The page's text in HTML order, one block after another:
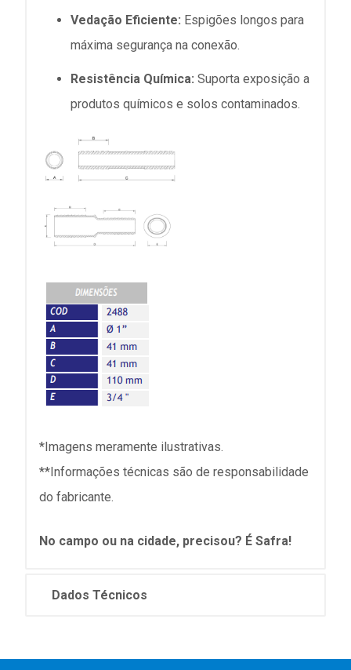
Vedação Eficiente: Espigões longos para
máxima segurança na conexão.
Resistência Química: Suporta exposição a
produtos químicos e solos contaminados.
*Imagens meramente ilustrativas.
**Informações técnicas são de responsabilidade
do fabricante.
No campo ou na cidade, precisou? É Safra!
Dados Técnicos